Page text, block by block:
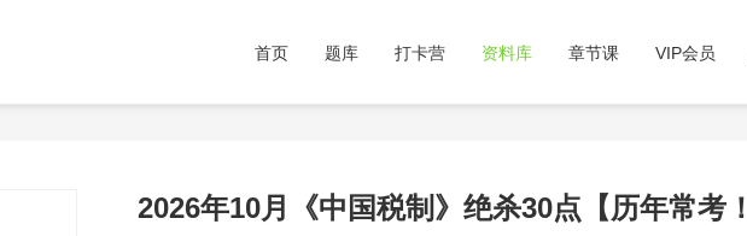
首页 题库 打卡营 资料库 章节课 VIP会员
2026年10月《中国税制》绝杀30点【历年常考